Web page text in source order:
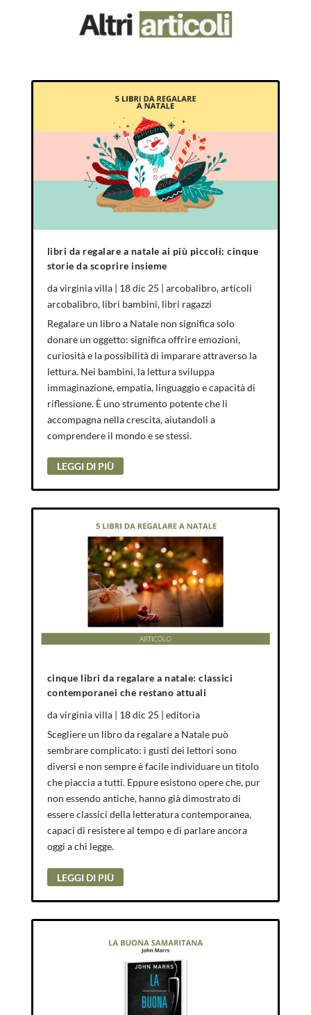
libri da regalare a natale ai più piccoli: cinque
storie da scoprire insieme
davirginia villa| 18 dic 25 | arcobalibro,articoli
arcobalibro, libri bambini, libri ragazzi
Regalare un libro a Natale non significa solo
donare un oggetto: significa offrire emozioni,
curiosità e la possibilità di imparare attraverso la
lettura. Nei bambini, la lettura sviluppa
immaginazione, empatia, linguaggio e capacità di
riflessione. È uno strumento potente che li
accompagna nella crescita, aiutandoli a
comprendere il mondo e se stessi.
LEGGI DI PIÙ
cinque libri da regalare a natale: classici
contemporanei che restano attuali
davirginia villa| 18 dic 25 | editoria
Scegliere un libro da regalare a Natale può
sembrare complicato: i gusti dei lettori sono
diversi e non sempre è facile individuare un titolo
che piaccia a tutti. Eppure esistono opere che, pur
non essendo antiche, hanno già dimostrato di
essere classici della letteratura contemporanea,
capaci di resistere al tempo e di parlare ancora
oggi a chi legge.
LEGGI DI PIÙ